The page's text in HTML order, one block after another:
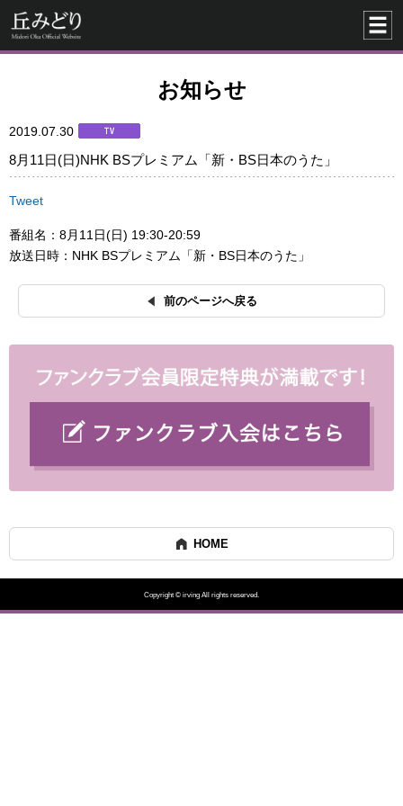
お知らせ
2019.07.30
8月11日(日)NHK BSプレミアム「新・BS日本のうた」
Tweet
番組名：8月11日(日) 19:30-20:59
放送日時：NHK BSプレミアム「新・BS日本のうた」
前のページへ戻る
HOME
Copyright © irving All rights reserved.